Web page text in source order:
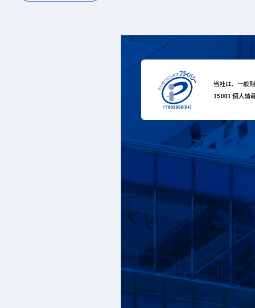
当社は、一般
15001 個人情